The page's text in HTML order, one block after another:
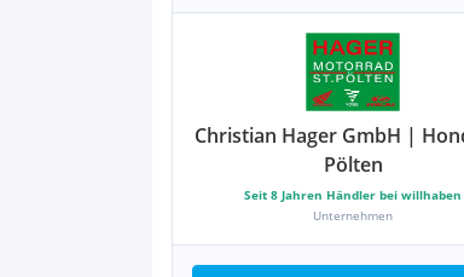
Christian Hager GmbH |
Pölten
Seit 8 Jahren Händler bei willhaben
Unternehmen